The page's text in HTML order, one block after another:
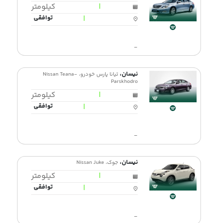
|
کیلومتر
|
توافقی
-
نیسان،
تیانا پارس خودرو، Nissan Teana-
Parskhodro
|
کیلومتر
|
توافقی
-
نیسان، جوک، Nissan Juke
|
کیلومتر
|
توافقی
-